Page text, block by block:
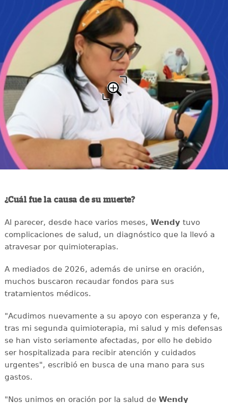
¿Cuál fue la causa de su muerte?
Al parecer, desde hace varios meses, Wendytuvo
complicaciones de salud, un diagnóstico que la llevó a
atravesar por quimioterapias.
A mediados de 2026, además de unirse en oración,
muchos buscaron recaudar fondos para sus
tratamientos médicos.
"Acudimos nuevamente a su apoyo con esperanza y fe,
tras mi segunda quimioterapia, mi salud y mis defensas
se han visto seriamente afectadas, por ello he debido
ser hospitalizada para recibir atención y cuidados
urgentes", escribió en busca de una mano para sus
gastos.
"Nos unimos en oración por la salud de Wendy